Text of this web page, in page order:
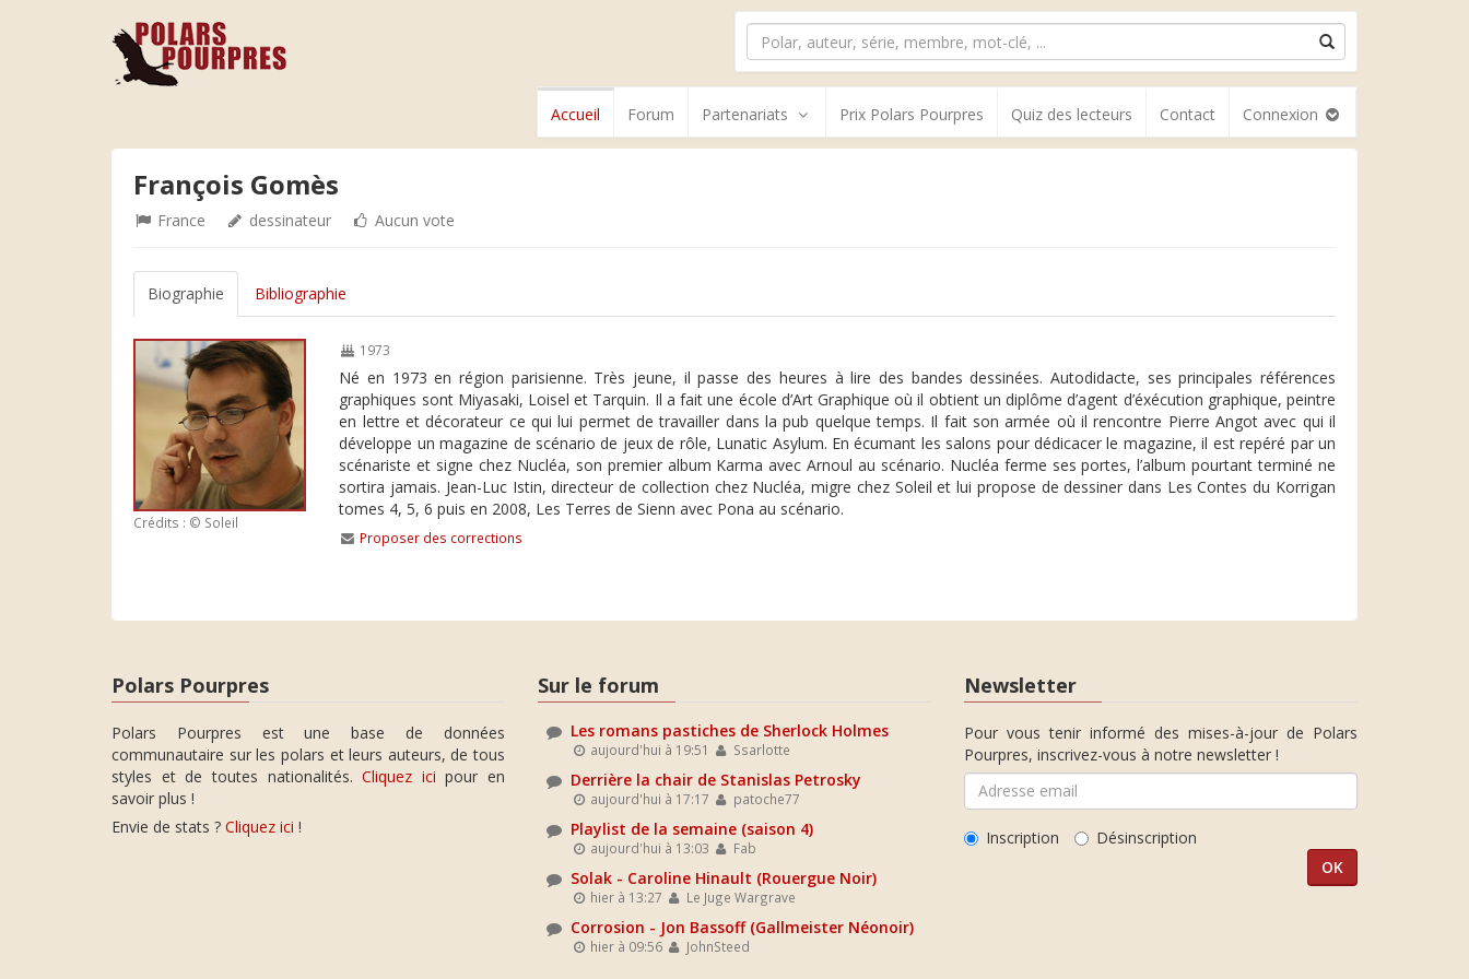
Accueil Forum Partenariats Prix Polars Pourpres Quiz des lecteurs Contact Connexion
François Gomès
France dessinateur Aucun vote
Biographie Bibliographie
Crédits : © Soleil
1973
Né en 1973 en région parisienne. Très jeune, il passe des heures à lire des bandes dessinées. Autodidacte, ses principales références
graphiques sont Miyasaki, Loisel et Tarquin. Il a fait une école d’Art Graphique où il obtient un diplôme d’agent d’éxécution graphique, peintre
en lettre et décorateur ce qui lui permet de travailler dans la pub quelque temps. Il fait son armée où il rencontre Pierre Angot avec qui il
développe un magazine de scénario de jeux de rôle, Lunatic Asylum. En écumant les salons pour dédicacer le magazine, il est repéré par un
scénariste et signe chez Nucléa, son premier album Karma avec Arnoul au scénario. Nucléa ferme ses portes, l’album pourtant terminé ne
sortira jamais. Jean-Luc Istin, directeur de collection chez Nucléa, migre chez Soleil et lui propose de dessiner dans Les Contes du Korrigan
tomes 4, 5, 6 puis en 2008, Les Terres de Sienn avec Pona au scénario.
Proposer des corrections
Polars Pourpres
Polars Pourpres est une base de données
communautaire sur les polars et leurs auteurs, de tous
styles et de toutes nationalités.Cliquez ici pour en
savoir plus !
Envie de stats ? Cliquez ici !
Sur le forum
Les romans pastiches de Sherlock Holmes
aujourd'hui à 19:51 Ssarlotte
Derrière la chair de Stanislas Petrosky
aujourd'hui à 17:17 patoche77
Playlist de la semaine (saison 4)
aujourd'hui à 13:03 Fab
Solak - Caroline Hinault (Rouergue Noir)
hier à 13:27 Le Juge Wargrave
Corrosion - Jon Bassoff (Gallmeister Néonoir)
hier à 09:56 JohnSteed
Newsletter
Pour vous tenir informé des mises-à-jour de Polars
Pourpres, inscrivez-vous à notre newsletter !
Inscription Désinscription